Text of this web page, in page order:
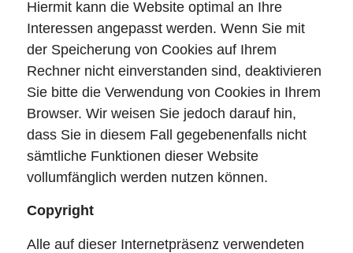
Hiermit kann die Website optimal an Ihre
Interessen angepasst werden. Wenn Sie mit
der Speicherung von Cookies auf Ihrem
Rechner nicht einverstanden sind, deaktivieren
Sie bitte die Verwendung von Cookies in Ihrem
Browser. Wir weisen Sie jedoch darauf hin,
dass Sie in diesem Fall gegebenenfalls nicht
sämtliche Funktionen dieser Website
vollumfänglich werden nutzen können.
Copyright
Alle auf dieser Internetpräsenz verwendeten